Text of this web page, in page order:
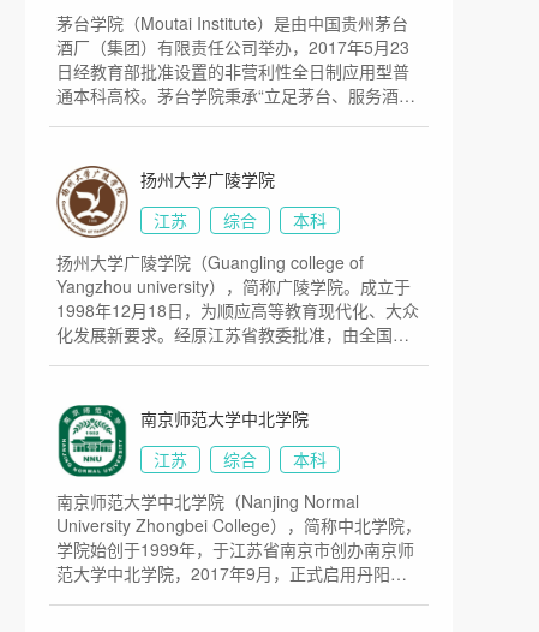
环境研究中心成立澳门环境科学与环境管理联合
实验室。 2016年，成立澳门智慧城市研究院。
2016年，诺贝尔生理学或医学奖得主埃尔文·内尔
加入澳科大并成立“埃尔文⋅内尔博士生物物理与中
医药研究室”。 2017年，澳门科技大学通过英国
年，澳门科技大学建立的教育部研究基地分别
是：1.澳门传媒研究中心（复旦大学伙伴基地）2.
澳门海洋发展研究中心（中国海洋大学伙伴基
地）3.澳门知识产权研究中心（中南财经政法大
学伙伴基地）4.中医药防治肿瘤转化研究室（广
州中医药大学伙伴基地）5.澳门会计研究中心
（厦门大学伙伴基地）。2020年12月，珠海市人
民政府宣布，澳门科技大学将设立澳门科技大学
珠海校区。目前学校总体占地面积300亩。
以来及香港教育史（大专教育发展）上，该校为
香港本地第一所获得香港特别行政区政府承认的
私立大学，打破历来官方资助垄断大学的局面，
具有划时代意义。2015年，经教育部批准，香港
树仁大学与北京语言大学开始合办中文博士班。
研究计划调查结果）中指出，树仁大学评分跻身
第8位，上升0.48分至5.89分，超越5.74分的岭南
大学，排名更首度超越资助大学，跻身第8位；是
16年调查以来首度有私立大学排名高过政府资助
院校。2015、2016年香港最佳大学民意排名均维
持第8名。2020年，香港树仁大学在国际高等教
育资讯机构Quacquarelli Symonds(QS)亚洲排名
第401至450位之内，亦是树仁大学首次上榜，
2021年QS亚洲排名提升至301-350名内。目前学
茅台学院（Moutai Institute）是由中国贵州茅台
酒厂（集团）有限责任公司举办，2017年5月23
日经教育部批准设置的非营利性全日制应用型普
通本科高校。茅台学院秉承“立足茅台、服务酒
合一”为校训，致力于培养服务酒行业和地方经济
可持续发展的高素质、应用型人才。学校坐落于
“中国酒都”贵州省仁怀市南部新城，占地1076.2
亩，建筑面积26万平方米，教学科研设施设备先
进，图书资源充足丰富，校园信息化智慧化程度
高，学习生活环境条件舒适便捷。
扬州大学广陵学院
江苏
综合
本科
扬州大学广陵学院（Guangling college of
Yangzhou university），简称广陵学院。成立于
1998年12月18日，为顺应高等教育现代化、大众
化发展新要求。经原江苏省教委批准，由全国首
独立学院。 是一所民立普通本科高校。校区占地
面积800余亩，校舍面积28万平方米。
南京师范大学中北学院
江苏
综合
本科
南京师范大学中北学院（Nanjing Normal
University Zhongbei College），简称中北学院，
学院始创于1999年，于江苏省南京市创办南京师
范大学中北学院，2017年9月，正式启用丹阳校